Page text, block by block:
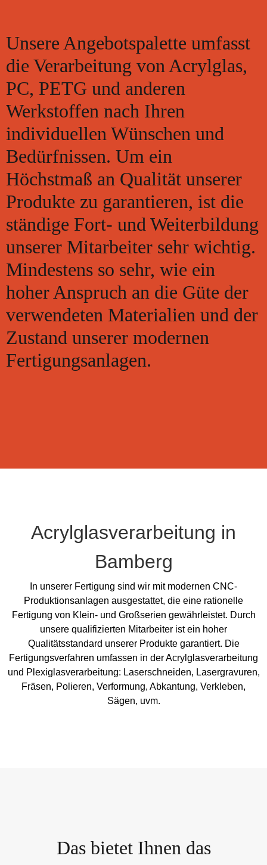
Unsere Angebotspalette umfasst
die Verarbeitung von Acrylglas,
PC, PETG und anderen
Werkstoffen nach Ihren
individuellen Wünschen und
Bedürfnissen. Um ein
Höchstmaß an Qualität unserer
Produkte zu garantieren, ist die
ständige Fort- und Weiterbildung
unserer Mitarbeiter sehr wichtig.
Mindestens so sehr, wie ein
hoher Anspruch an die Güte der
verwendeten Materialien und der
Zustand unserer modernen
Fertigungsanlagen.
Acrylglasverarbeitung in
Bamberg
In unserer Fertigung sind wir mit modernen CNC-
Produktionsanlagen ausgestattet, die eine rationelle
Fertigung von Klein- und Großserien gewährleistet. Durch
unsere qualifizierten Mitarbeiter ist ein hoher
Qualitätsstandard unserer Produkte garantiert. Die
Fertigungsverfahren umfassen in der Acrylglasverarbeitung
und Plexiglasverarbeitung: Laserschneiden, Lasergravuren,
Fräsen, Polieren, Verformung, Abkantung, Verkleben,
Sägen, uvm.
Das bietet Ihnen das